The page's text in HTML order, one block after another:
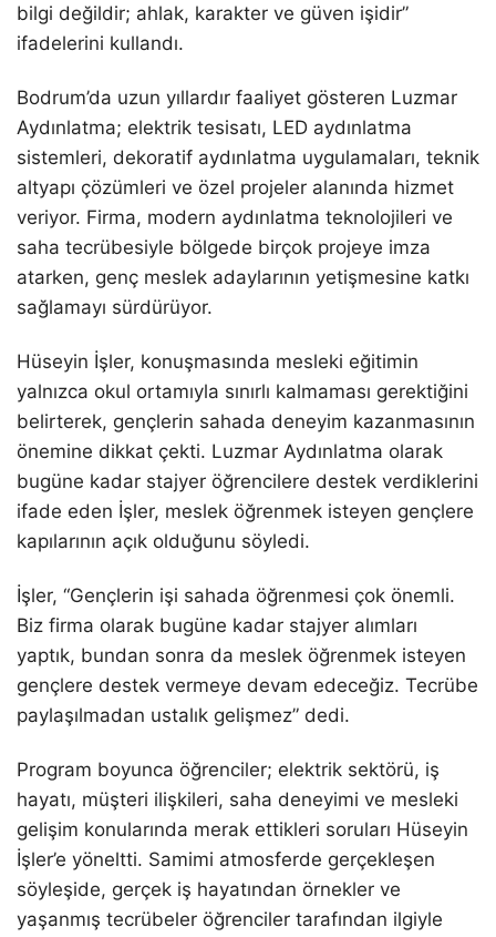
bilgi değildir; ahlak, karakter ve güven işidir”
ifadelerini kullandı.
Bodrum’da uzun yıllardır faaliyet gösteren Luzmar
Aydınlatma; elektrik tesisatı, LED aydınlatma
sistemleri, dekoratif aydınlatma uygulamaları, teknik
altyapı çözümleri ve özel projeler alanında hizmet
veriyor. Firma, modern aydınlatma teknolojileri ve
saha tecrübesiyle bölgede birçok projeye imza
atarken, genç meslek adaylarının yetişmesine katkı
sağlamayı sürdürüyor.
Hüseyin İşler, konuşmasında mesleki eğitimin
yalnızca okul ortamıyla sınırlı kalmaması gerektiğini
belirterek, gençlerin sahada deneyim kazanmasının
önemine dikkat çekti. Luzmar Aydınlatma olarak
bugüne kadar stajyer öğrencilere destek verdiklerini
ifade eden İşler, meslek öğrenmek isteyen gençlere
kapılarının açık olduğunu söyledi.
İşler, “Gençlerin işi sahada öğrenmesi çok önemli.
Biz firma olarak bugüne kadar stajyer alımları
yaptık, bundan sonra da meslek öğrenmek isteyen
gençlere destek vermeye devam edeceğiz. Tecrübe
paylaşılmadan ustalık gelişmez” dedi.
Program boyunca öğrenciler; elektrik sektörü, iş
hayatı, müşteri ilişkileri, saha deneyimi ve mesleki
gelişim konularında merak ettikleri soruları Hüseyin
İşler’e yöneltti. Samimi atmosferde gerçekleşen
söyleşide, gerçek iş hayatından örnekler ve
yaşanmış tecrübeler öğrenciler tarafından ilgiyle